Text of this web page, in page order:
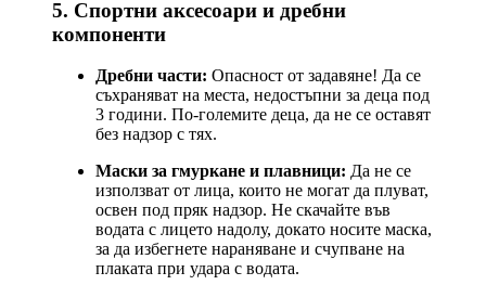
5. Спортни аксесоари и дребни
компоненти
Дребни части: Опасност от задавяне! Да се
съхраняват на места, недостъпни за деца под
3 години. По-големите деца, да не се оставят
без надзор с тях.
Маски за гмуркане и плавници: Да не се
използват от лица, които не могат да плуват,
освен под пряк надзор. Не скачайте във
водата с лицето надолу, докато носите маска,
за да избегнете нараняване и счупване на
плаката при удара с водата.